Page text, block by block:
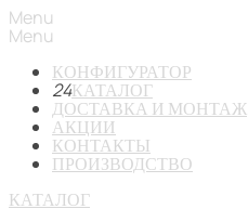
Menu
Menu
КОНФИГУРАТОР
24КАТАЛОГ
ДОСТАВКА И МОНТАЖ
АКЦИИ
КОНТАКТЫ
ПРОИЗВОДСТВО
КАТАЛОГ